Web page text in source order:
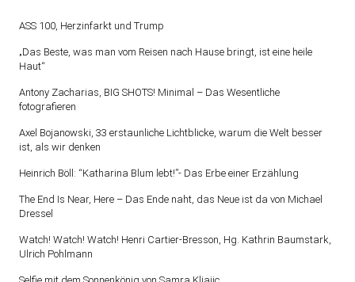
ASS 100, Herzinfarkt und Trump
„Das Beste, was man vom Reisen nach Hause bringt, ist eine heile
Haut“
Antony Zacharias, BIG SHOTS! Minimal – Das Wesentliche
fotografieren
Axel Bojanowski, 33 erstaunliche Lichtblicke, warum die Welt besser
ist, als wir denken
Heinrich Böll: “Katharina Blum lebt!”- Das Erbe einer Erzählung
The End Is Near, Here – Das Ende naht, das Neue ist da von Michael
Dressel
Watch! Watch! Watch! Henri Cartier-Bresson, Hg. Kathrin Baumstark,
Ulrich Pohlmann